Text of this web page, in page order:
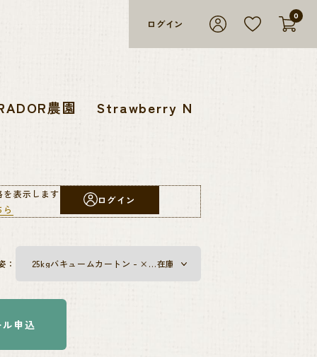
ログイン
0
農園 Strawberry N
を表示します
ら
ログイン
：
申込